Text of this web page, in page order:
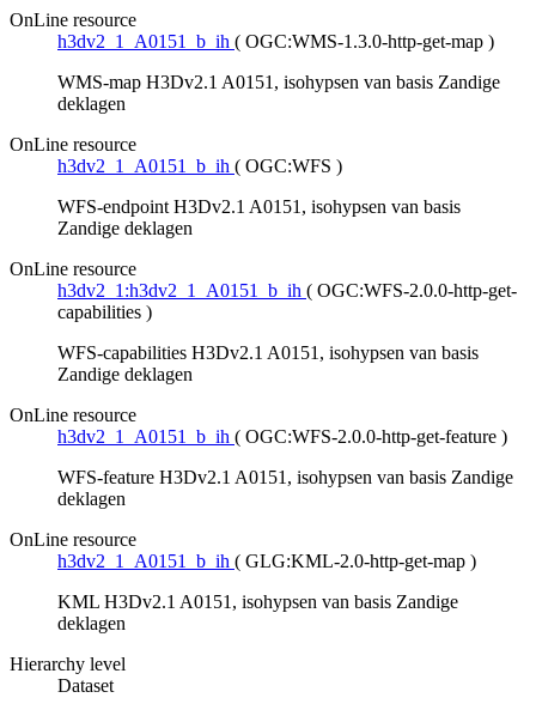
OnLine resource
h3dv2_1_A0151_b_ih ( OGC:WMS-1.3.0-http-get-map )
WMS-map H3Dv2.1 A0151, isohypsen van basis Zandige
deklagen
OnLine resource
h3dv2_1_A0151_b_ih ( OGC:WFS )
WFS-endpoint H3Dv2.1 A0151, isohypsen van basis
Zandige deklagen
OnLine resource
h3dv2_1:h3dv2_1_A0151_b_ih ( OGC:WFS-2.0.0-http-get-
capabilities )
WFS-capabilities H3Dv2.1 A0151, isohypsen van basis
Zandige deklagen
OnLine resource
h3dv2_1_A0151_b_ih ( OGC:WFS-2.0.0-http-get-feature )
WFS-feature H3Dv2.1 A0151, isohypsen van basis Zandige
deklagen
OnLine resource
h3dv2_1_A0151_b_ih ( GLG:KML-2.0-http-get-map )
KML H3Dv2.1 A0151, isohypsen van basis Zandige
deklagen
Hierarchy level
Dataset